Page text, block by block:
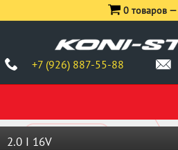
+7 (926) 887-55-88
0 товаров —
2.0 I 16V